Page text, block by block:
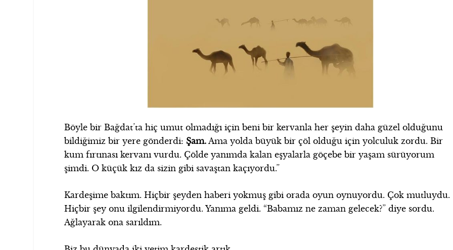
Böyle bir Bağdat’ta hiç umut olmadığı için beni bir kervanla her şeyin daha güzel olduğunu
bildiğimiz bir yere gönderdi: Şam. Ama yolda büyük bir çöl olduğu için yolculuk zordu. Bir
kum fırtınası kervanı vurdu. Çölde yanımda kalan eşyalarla göçebe bir yaşam sürüyorum
şimdi. O küçük kız da sizin gibi savaştan kaçıyordu.”
Kardeşime baktım. Hiçbir şeyden haberi yokmuş gibi orada oyun oynuyordu. Çok mutluydu.
Hiçbir şey onu ilgilendirmiyordu. Yanıma geldi. “Babamız ne zaman gelecek?” diye sordu.
Ağlayarak ona sarıldım.